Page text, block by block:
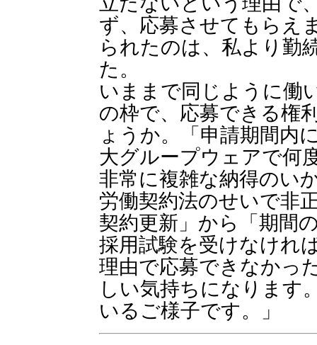
ず、応募させてもらえ
られたのは、私より勤
た。
いままで同じように働
の枠で、応募できる権
ょうか。「申請期間内
大グループウェアで何
非常に複雑な納得のい
労働契約法のせいで非
契約更新」から「期間
採用試験を受けなけれ
理由で応募できなかっ
しい気持ちになります
いるご様子です。」